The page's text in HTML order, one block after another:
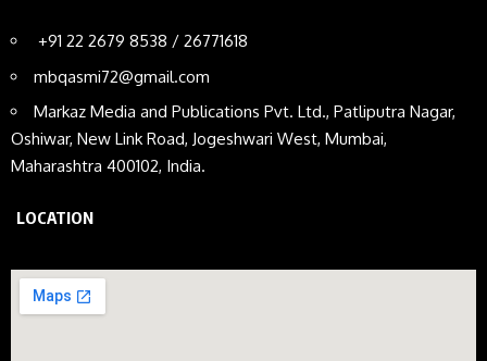
+91 22 2679 8538 / 26771618
mbqasmi72@gmail.com
Markaz Media and Publications Pvt. Ltd., Patliputra Nagar,
Oshiwar, New Link Road, Jogeshwari West, Mumbai,
Maharashtra 400102, India.
LOCATION